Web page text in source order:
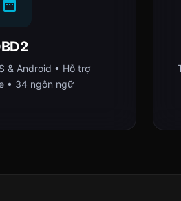
& Android • Hỗ trợ
• 34 ngôn ngữ